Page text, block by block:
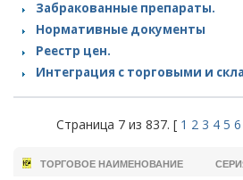
Забракованные препараты.
Нормативные документы
Реестр цен.
Интеграция с торговыми и
Страница 7 из 837. [ 1 2 3 4 5 6
ТОРГОВОЕ НАИМЕНОВАНИЕ